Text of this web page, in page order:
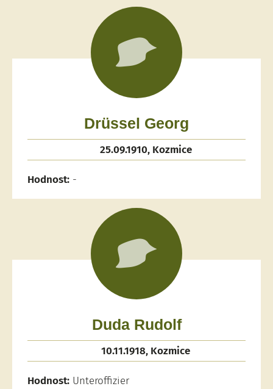
Drüssel Georg
25.09.1910, Kozmice
Hodnost: -
Duda Rudolf
10.11.1918, Kozmice
Hodnost: Unteroffizier